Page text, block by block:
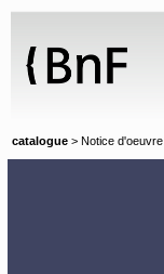
catalogue > Notice d'oeuvre